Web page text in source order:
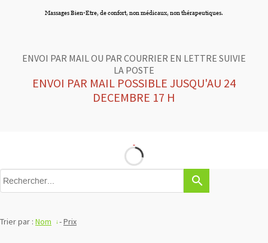
Massages Bien-Etre, de confort, non médicaux, non thérapeutiques.
ENVOI PAR MAIL OU PAR COURRIER EN LETTRE SUIVIE
LA POSTE
ENVOI PAR MAIL POSSIBLE JUSQU'AU 24
DECEMBRE 17 H
search
Trier par : Nom -Prix